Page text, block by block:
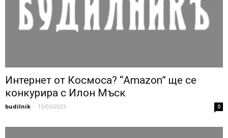
Интернет от Космоса? “Amazon” ще се
конкурира с Илон Мъск
budilnik - 15/03/2023 0